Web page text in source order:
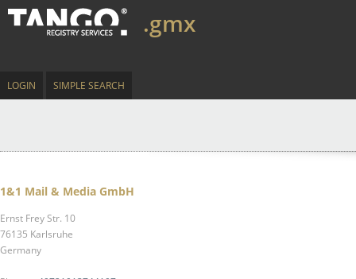
.gmx
LOGIN SIMPLE SEARCH
1&1 Mail & Media GmbH
Ernst Frey Str. 10
76135 Karlsruhe
Germany